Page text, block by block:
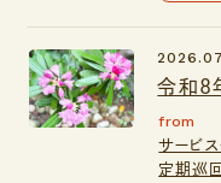
令和8
from
サービ
定期巡